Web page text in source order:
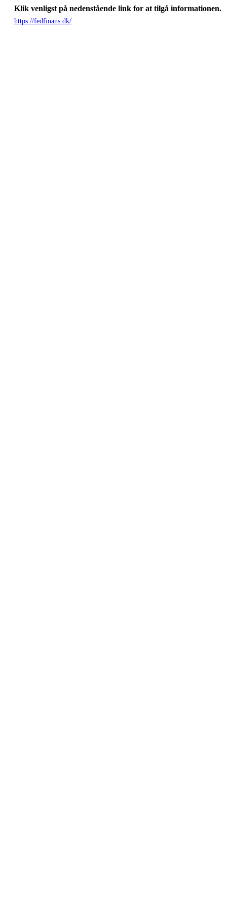
Klik venligst på nedenstående link for at tilgå informationen.
https://fedfinans.dk/